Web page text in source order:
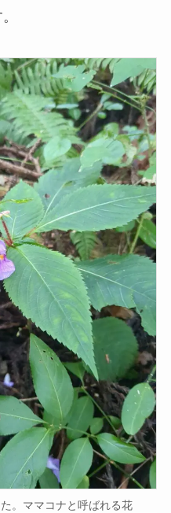
。ママコナと呼ばれる花